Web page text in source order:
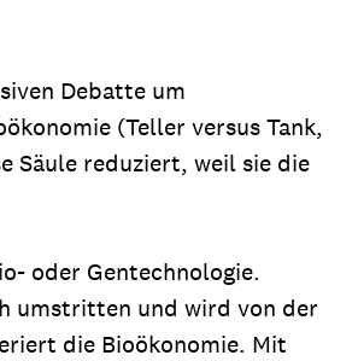
Debatte um
(Teller versus Tank,
Säule reduziert, weil sie die
oder Gentechnologie.
umstritten und wird von der
die Bioökonomie. Mit